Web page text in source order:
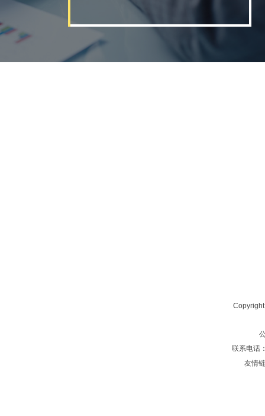
联系电话
友情